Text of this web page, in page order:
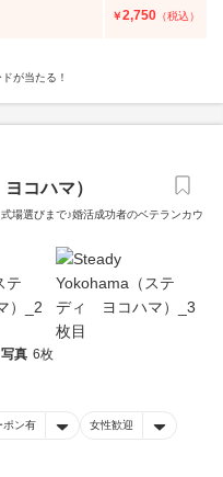
￥2,750 （税込）
が当たる！
コハマ）
場選びまで♪婚活成功者のベテランカウ
写真 6枚
ポン有 女性歓迎